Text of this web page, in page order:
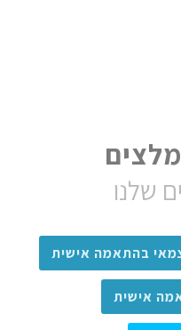
שלנו
בהתאמה אישית
אישית